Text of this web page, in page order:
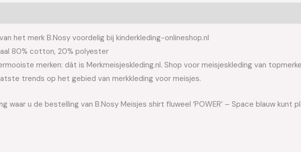
het merk B.Nosy voordelig bij kinderkleding-onlineshop.nl
80% cotton, 20% polyester
merken: dát is Merkmeisjeskleding.nl. Shop voor meisjeskleding van
trends op het gebied van merkkleding voor meisjes.
waar u de bestelling van B.Nosy Meisjes shirt fluweel ‘POWER’ – Space blauw kunt